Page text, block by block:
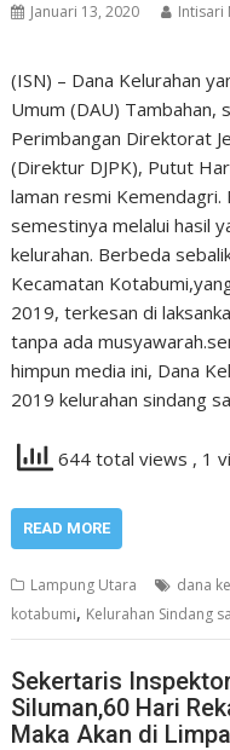
Januari 13, 2020 Intisari
(ISN) – Dana Kelurahan
Umum (DAU) Tambahan,
Perimbangan Direktorat
(Direktur DJPK), Putut
laman resmi Kemendagri.
semestinya melalui hasil
kelurahan. Berbeda
Kecamatan
2019, terkesan di
tanpa ada
himpun media ini, Dana
2019 kelurahan sindang
644 total views , 1
READ MORE
Lampung Utara dana
kotabumi, Kelurahan Sindang
Sekertaris
Siluman,60 Hari
Maka Akan di